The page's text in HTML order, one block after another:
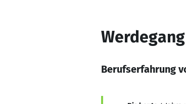
Werdegang
Berufserfahrung